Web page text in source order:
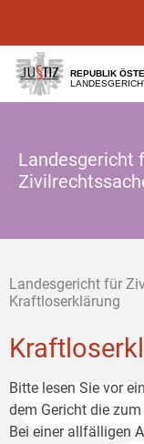
[1]
[2]
[3]
REPUBLIK
Landesgericht
Landesgericht für
Kraftloserklärung
Bitte lesen Sie vor
dem Gericht die
Bei einer allfälligen